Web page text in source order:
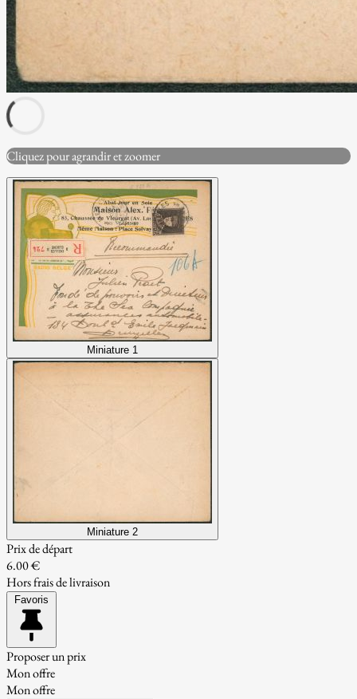
Cliquez pour agrandir et zoomer
Miniature 1
Miniature 2
Prix de départ
6.00 €
Hors frais de livraison
Favoris
Proposer un prix
Mon offre
Mon offre